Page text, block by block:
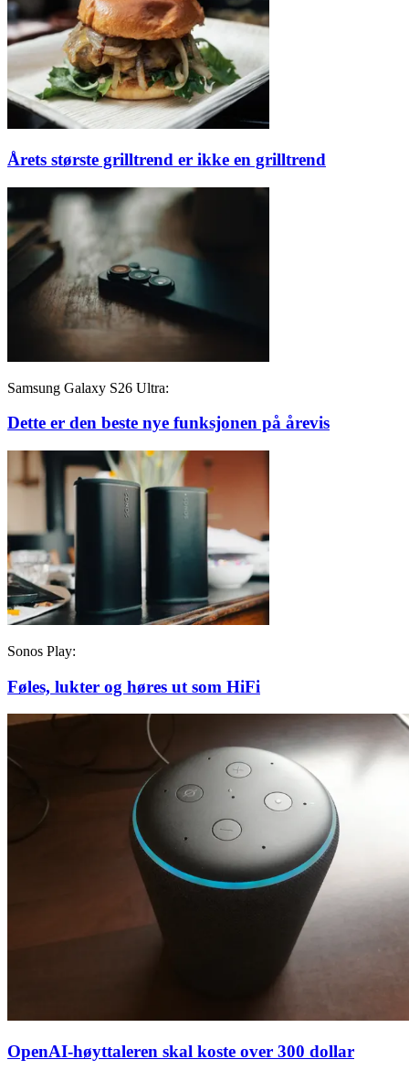
Årets største grilltrend er ikke en grilltrend
Samsung Galaxy S26 Ultra:
Dette er den beste nye funksjonen på årevis
Sonos Play:
Føles, lukter og høres ut som HiFi
OpenAI-høyttaleren skal koste over 300 dollar